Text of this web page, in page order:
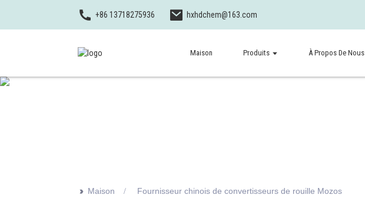
+86 13718275936 hxhdchem@163.com
Maison Produits À Propos De Nous
>> Maison Fournisseur chinois de convertisseurs de rouille Mozos